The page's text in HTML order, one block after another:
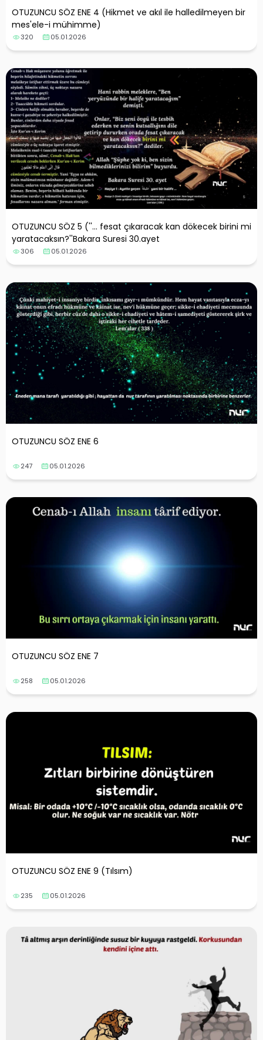
OTUZUNCU SÖZ ENE 4 (Hikmet ve akıl ile halledilmeyen bir
mes'ele-i mühimme)
320 05.01.2026
OTUZUNCU SÖZ 5 (''... fesat çıkaracak kan dökecek birini mi
yaratacaksın?''Bakara Suresi 30.ayet
306 05.01.2026
OTUZUNCU SÖZ ENE 6
247 05.01.2026
OTUZUNCU SÖZ ENE 7
258 05.01.2026
OTUZUNCU SÖZ ENE 9 (Tılsım)
235 05.01.2026